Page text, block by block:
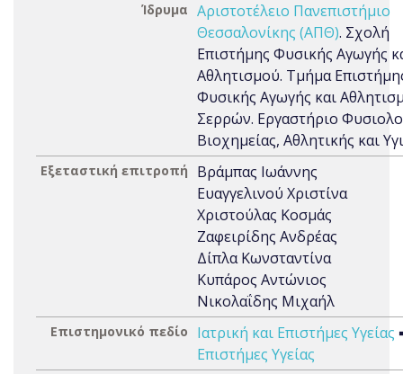
Ίδρυμα Αριστοτέλειο Πανεπιστήμιο
Θεσσαλονίκης (ΑΠΘ). Σχολή
Επιστήμης Φυσικής Αγωγής
Αθλητισμού. Τμήμα
Φυσικής Αγωγής και
Σερρών. Εργαστήριο
Βιοχημείας, Αθλητικής και
Εξεταστική επιτροπή
Βράμπας Ιωάννης
Ευαγγελινού Χριστίνα
Χριστούλας Κοσμάς
Ζαφειρίδης Ανδρέας
Δίπλα Κωνσταντίνα
Κυπάρος Αντώνιος
Νικολαΐδης Μιχαήλ
Επιστημονικό πεδίο Ιατρική και Επιστήμες Υγείας
Επιστήμες Υγείας